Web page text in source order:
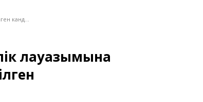
канд...
лауазымына